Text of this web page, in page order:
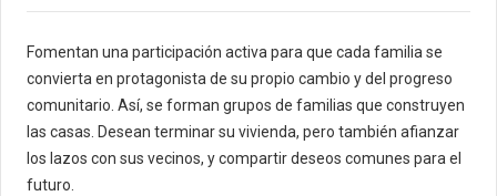
Fomentan una participación activa para que cada familia se
convierta en protagonista de su propio cambio y del progreso
comunitario. Así, se forman grupos de familias que construyen
las casas. Desean terminar su vivienda, pero también afianzar
los lazos con sus vecinos, y compartir deseos comunes para el
futuro.